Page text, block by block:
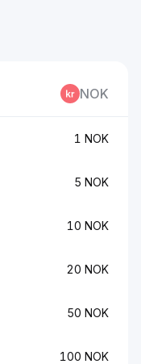
NOK
1 NOK
5 NOK
10 NOK
20 NOK
50 NOK
100 NOK